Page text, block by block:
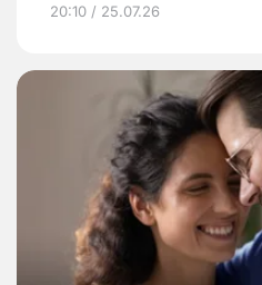
20:10 / 25.07.26